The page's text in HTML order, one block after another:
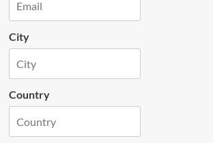
City
Country